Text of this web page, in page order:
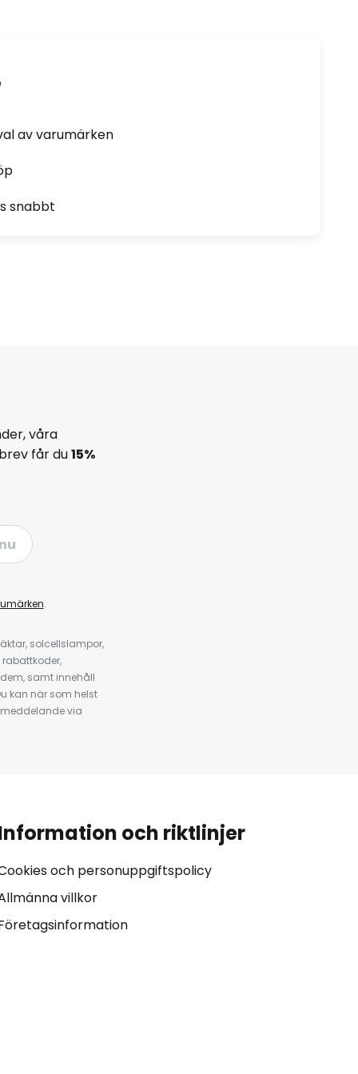
av varumärken
snabbt
våra
får du15%
.
solcellslampor,
samt innehåll
kan när som helst
via
och riktlinjer
och personuppgiftspolicy
villkor